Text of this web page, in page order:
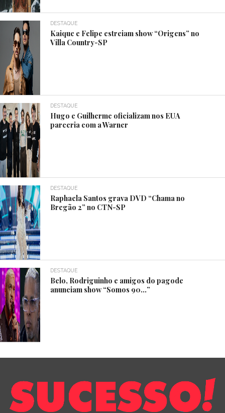
DESTAQUE
Kaique e Felipe estreiam show “Origens” no
Villa Country-SP
DESTAQUE
Hugo e Guilherme oficializam nos EUA
parceria com a Warner
DESTAQUE
Raphaela Santos grava DVD “Chama no
Bregão 2” no CTN-SP
DESTAQUE
Belo, Rodriguinho e amigos do pagode
anunciam show “Somos 90…”